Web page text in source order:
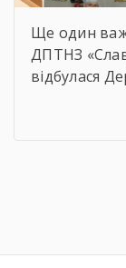
Ще один
ДПТНЗ
відбулася
Вітаємо